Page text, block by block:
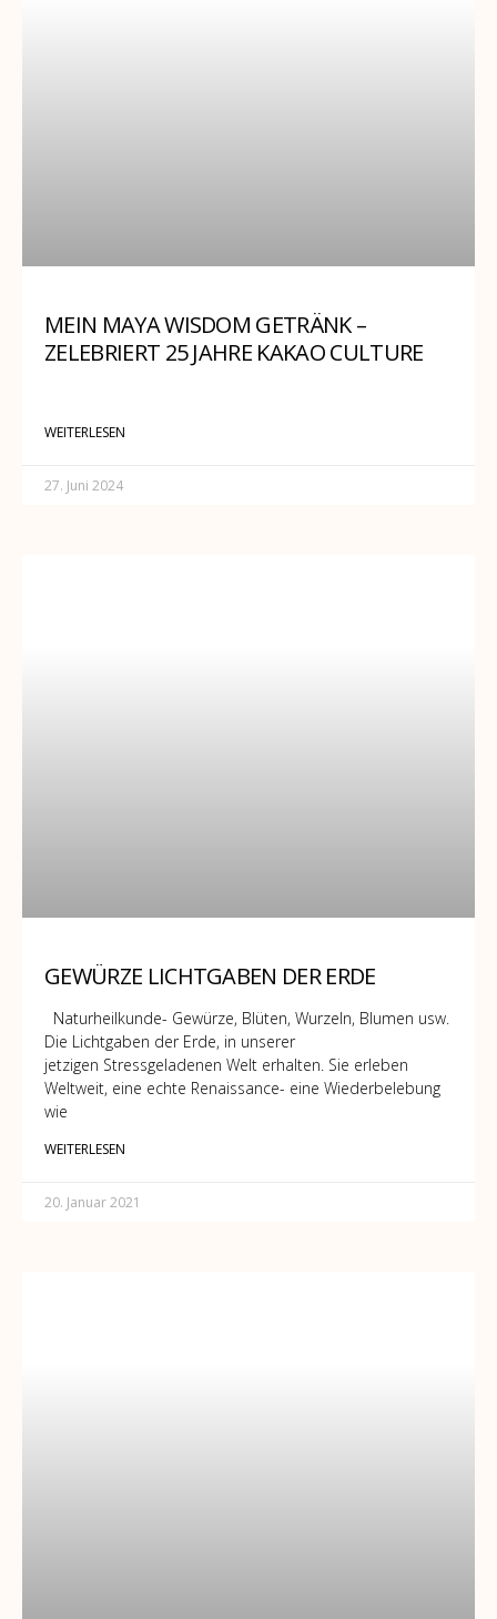
MEIN MAYA WISDOM GETRÄNK –
ZELEBRIERT 25 JAHRE KAKAO CULTURE
WEITERLESEN
27. Juni 2024
GEWÜRZE LICHTGABEN DER ERDE
Naturheilkunde- Gewürze, Blüten, Wurzeln, Blumen usw.
Die Lichtgaben der Erde, in unserer
jetzigen Stressgeladenen Welt erhalten. Sie erleben
Weltweit, eine echte Renaissance- eine Wiederbelebung
wie
WEITERLESEN
20. Januar 2021